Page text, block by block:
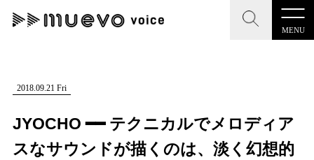
MENU
CLOSE
記事を検索する
CLOSE
"読者の声を形にする”音楽特化メディア
2018.09.21 Fri
JYOCHO ━━ テクニカルでメロディア
スなサウンドが描くのは、淡く幻想的